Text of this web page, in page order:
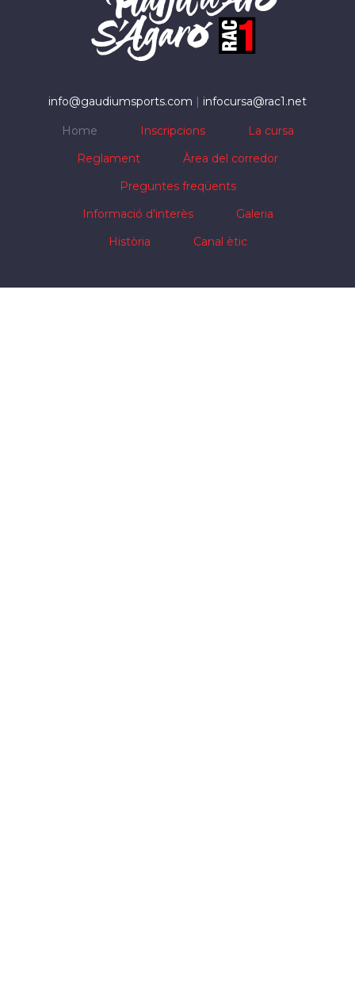
info@gaudiumsports.com | infocursa@rac1.net
Home Inscripcions
La cursa
Reglament
Àrea del corredor
Preguntes freqüents
Informació d’interès
Galeria
Història
Canal ètic